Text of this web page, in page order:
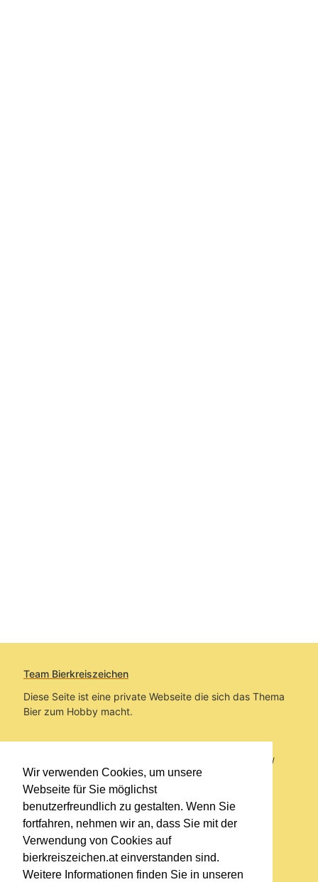
Wir verwenden Cookies, um unsere
Webseite für Sie möglichst
benutzerfreundlich zu gestalten. Wenn Sie
fortfahren, nehmen wir an, dass Sie mit der
Verwendung von Cookies auf
bierkreiszeichen.at einverstanden sind.
Weitere Informationen finden Sie in unseren
Team Bierkreiszeichen
Diese Seite ist eine private Webseite die sich das Thema
Bier zum Hobby macht.
Sie befinden sich auf https://www.bierkreiszeichen.at/
im Pfad:Übers Bier/Bierlokale
Erstellt: 2024-08-02
Links